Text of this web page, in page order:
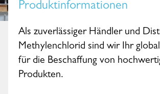
Produktinformationen
Als zuverlässiger Händler und
Methylenchlorid sind wir Ihr
für die Beschaffung von
Produkten.